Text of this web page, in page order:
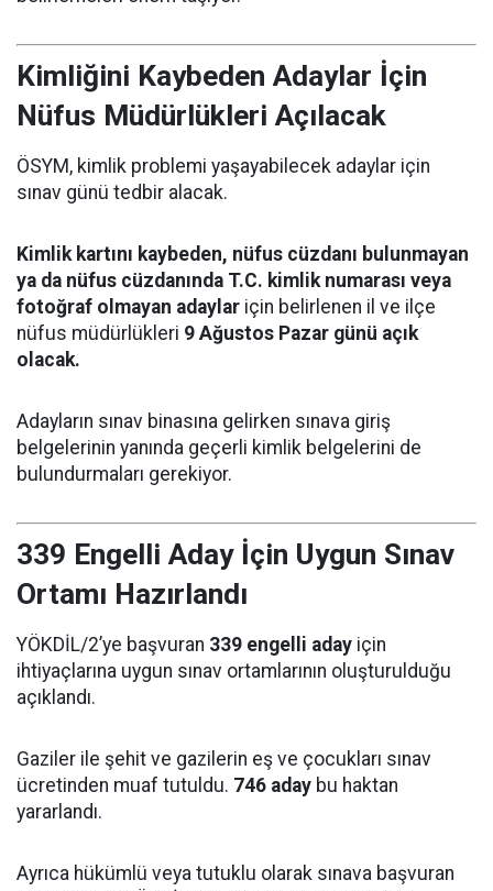
Kimliğini Kaybeden Adaylar İçin
Nüfus Müdürlükleri Açılacak
ÖSYM, kimlik problemi yaşayabilecek adaylar için
sınav günü tedbir alacak.
Kimlik kartını kaybeden, nüfus cüzdanı bulunmayan
ya da nüfus cüzdanında T.C. kimlik numarası veya
fotoğraf olmayan adaylar için belirlenen il ve ilçe
nüfus müdürlükleri 9 Ağustos Pazar günü açık
olacak.
Adayların sınav binasına gelirken sınava giriş
belgelerinin yanında geçerli kimlik belgelerini de
bulundurmaları gerekiyor.
339 Engelli Aday İçin Uygun Sınav
Ortamı Hazırlandı
YÖKDİL/2’ye başvuran 339 engelli aday için
ihtiyaçlarına uygun sınav ortamlarının oluşturulduğu
açıklandı.
Gaziler ile şehit ve gazilerin eş ve çocukları sınav
ücretinden muaf tutuldu. 746 aday bu haktan
yararlandı.
Ayrıca hükümlü veya tutuklu olarak sınava başvuran